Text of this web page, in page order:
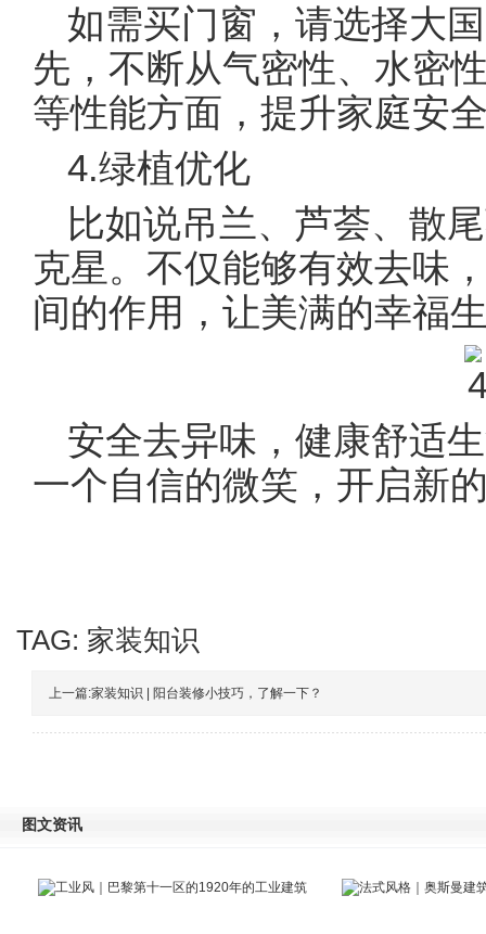
如需买门窗，请选择大
先，不断从气密性、水密
等性能方面，提升家庭安
4.绿植优化
比如说吊兰、芦荟、散
克星。不仅能够有效去味
间的作用，让美满的幸福
安全去异味，健康舒适
一个自信的微笑，开启新
TAG: 家装知识
上一篇:家装知识 | 阳台装修小技巧，了解一下？
图文资讯